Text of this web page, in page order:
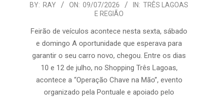
2026-
09
BY: RAY ON: 09/07/2026 IN: TRÊS LAGOAS
E REGIÃO
Feirão de veículos acontece nesta sexta, sábado
e domingo A oportunidade que esperava para
garantir o seu carro novo, chegou. Entre os dias
10 e 12 de julho, no Shopping Três Lagoas,
acontece a “Operação Chave na Mão”, evento
organizado pela Pontuale e apoiado pelo